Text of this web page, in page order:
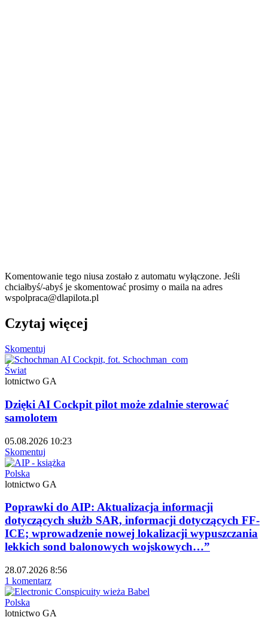
Komentowanie tego niusa zostało z automatu wyłączone. Jeśli
chciałbyś/-abyś je skomentować prosimy o maila na adres
wspolpraca@dlapilota.pl
Czytaj więcej
Skomentuj
Świat
lotnictwo GA
Dzięki AI Cockpit pilot może zdalnie sterować
samolotem
05.08.2026 10:23
Skomentuj
Polska
lotnictwo GA
Poprawki do AIP: Aktualizacja informacji
dotyczących służb SAR, informacji dotyczących FF-
ICE; wprowadzenie nowej lokalizacji wypuszczania
lekkich sond balonowych wojskowych…”
28.07.2026 8:56
1 komentarz
Polska
lotnictwo GA